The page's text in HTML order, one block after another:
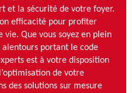
et la sécurité de votre foyer.
efficacité pour profiter
Que vous soyez en plein
portant le code
est à votre disposition
de votre
des solutions sur mesure